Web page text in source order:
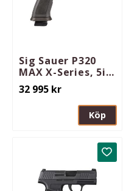
Sig Sauer P320
MAX X-Series, 5in
9x19 TXG 21rd
mag Romeo3MAX
32 995 kr
Köp